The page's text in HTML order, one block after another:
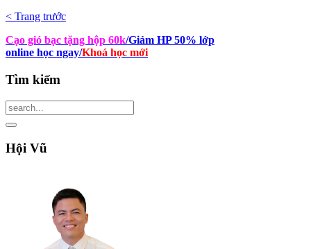
< Trang trước
Cạo gió bạc tặng hộp 60k/Giảm HP 50% lớp
online học ngay/Khoá học mới
Tìm kiếm
Hội Vũ